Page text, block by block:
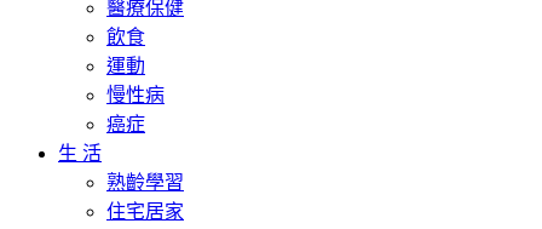
醫療保健
飲食
運動
慢性病
癌症
生 活
熟齡學習
住宅居家